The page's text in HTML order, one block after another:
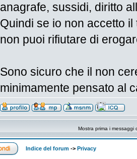
anagrafe, sussidi, diritto
Quindi se io non accetto
non puoi rifiutare di
Sono sicuro che il non
minimamente pensato al
Mostra prima i messaggi
Indice del forum -> Privacy